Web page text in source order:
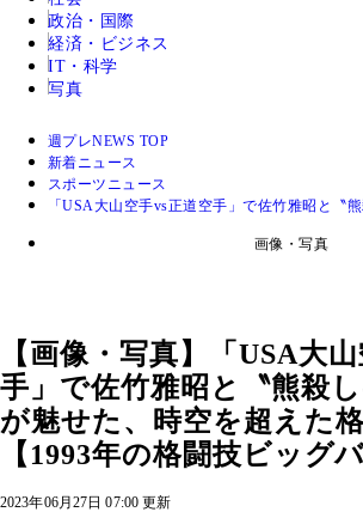
政治・国際
経済・ビジネス
IT・科学
写真
週プレNEWS TOP
新着ニュース
スポーツニュース
「USA大山空手vs正道空手」で佐竹雅昭と〝
画像・写真
【画像・写真】「USA大
手」で佐竹雅昭と〝熊殺
が魅せた、時空を超えた
【1993年の格闘技ビッグ
2023年06月27日 07:00 更新